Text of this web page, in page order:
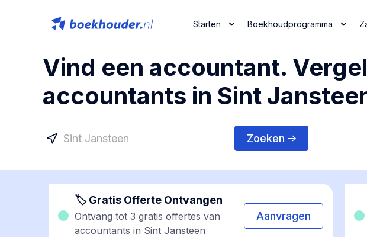
Starten Boekhoudprogramma
Vind een accountant.
accountants in Sint
Zoeken
🏷 Gratis Offerte Ontvangen
Ontvang tot 3 gratis offertes van
accountants in Sint Jansteen
Aanvragen